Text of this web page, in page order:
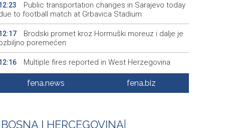
Public transportation changes in Sarajevo today
to football match at Grbavica Stadium
Brodski promet kroz Hormuški moreuz i dalje je
poremećen
Multiple fires reported in West Herzegovina
more than 27,000 square meters burned in
fena.news fena.biz
BOSNA I HERCEGOVINA